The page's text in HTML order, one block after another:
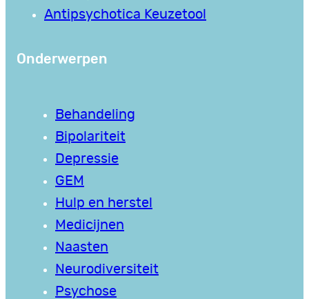
Antipsychotica Keuzetool
Onderwerpen
Behandeling
Bipolariteit
Depressie
GEM
Hulp en herstel
Medicijnen
Naasten
Neurodiversiteit
Psychose